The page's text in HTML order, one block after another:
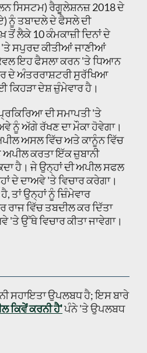
ਸਿਸਟਮ) ਰੈਗੂਲੇਸ਼ਨਜ਼ 2018 ਦੇ
ਨੂੰ ਤਬਾਦਲੇ ਦੇ ਫੈਸਲੇ ਦੀ
ਤੋਂ ਲੈਕੇ 10 ਕੰਮਕਾਜ਼ੀ ਦਿਨਾਂ ਦੇ
'ਤੇ ਸਪੁਰਦ ਕੀਤੀਆਂ ਜਾਣੀਆਂ
ਇਹ ਫੈਸਲਾ ਕਰਨ 'ਤੇ ਧਿਆਨ
ਦੇ ਅੰਤਰਰਾਸ਼ਟਰੀ ਸੁਰੱਖਿਆ
ਕਿਹੜਾ ਦੇਸ਼ ਜ਼ੁੰਮੇਵਾਰ ਹੈ।
ਦੀ ਸਮਾਪਤੀ 'ਤੇ
ਅੱਗੇ ਰੱਖਣ ਦਾ ਮੌਕਾ ਹੋਵੇਗਾ।
ਅਸਲ ਵਿੱਚ ਅਤੇ ਕਾਨੂੰਨ ਵਿੱਚ
ਕਰਤਾ ਇੱਕ ਜ਼ੁਬਾਨੀ
ਹੈ। ਜੇ ਉਨ੍ਹਾਂ ਦੀ ਅਪੀਲ ਸਫਲ
ਦੇ ਦਾਅਵੇ 'ਤੇ ਵਿਚਾਰ ਕਰੇਗਾ।
ਤਾਂ ਉਨ੍ਹਾਂ ਨੂੰ ਜ਼ਿੰਮੇਵਾਰ
ਵਿੱਚ ਤਬਦੀਲ ਕਰ ਦਿੱਤਾ
'ਤੇ ਉੱਥੇ ਵਿਚਾਰ ਕੀਤਾ ਜਾਵੇਗਾ।
ਸਹਾਇਤਾ ਉਪਲਬਧ ਹੈ; ਇਸ ਬਾਰੇ
ਕਿਵੇਂ ਕਰਨੀ ਹੈ'ਪੰਨੇ 'ਤੇ ਉਪਲਬਧ